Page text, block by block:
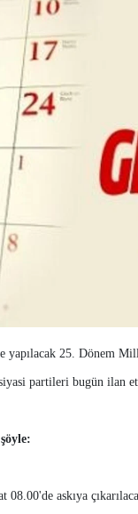
yapılacak 25. Dönem
partileri bugün ilan
08.00'de askıya